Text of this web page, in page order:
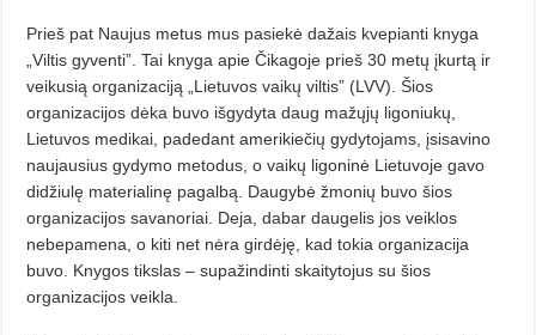
Prieš pat Naujus metus mus pasiekė dažais kvepianti knyga
„Viltis gyventi”. Tai knyga apie Čikagoje prieš 30 metų įkurtą ir
veikusią organizaciją „Lietuvos vaikų viltis” (LVV). Šios
organizacijos dėka buvo išgydyta daug mažųjų ligoniukų,
Lietuvos medikai, padedant amerikiečių gydytojams, įsisavino
naujausius gydymo metodus, o vaikų ligoninė Lietuvoje gavo
didžiulę materialinę pagalbą. Daugybė žmonių buvo šios
organizacijos savanoriai. Deja, dabar daugelis jos veiklos
nebepamena, o kiti net nėra girdėję, kad tokia organizacija
buvo. Knygos tikslas – supažindinti skaitytojus su šios
organizacijos veikla.